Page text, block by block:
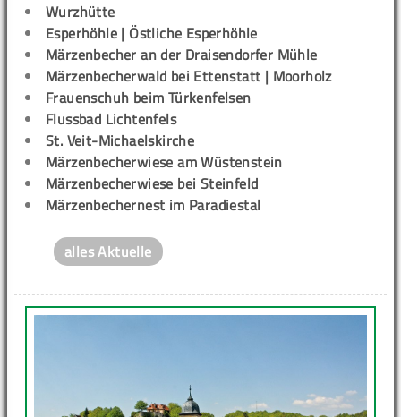
Wurzhütte
Esperhöhle | Östliche Esperhöhle
Märzenbecher an der Draisendorfer Mühle
Märzenbecherwald bei Ettenstatt | Moorholz
Frauenschuh beim Türkenfelsen
Flussbad Lichtenfels
St. Veit-Michaelskirche
Märzenbecherwiese am Wüstenstein
Märzenbecherwiese bei Steinfeld
Märzenbechernest im Paradiestal
alles Aktuelle